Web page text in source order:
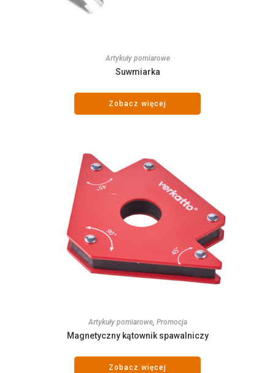
Artykuły pomiarowe
Suwmiarka
Zobacz więcej
Artykuły pomiarowe, Promocja
Magnetyczny kątownik spawalniczy
Zobacz więcej